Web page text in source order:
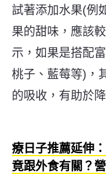
試著添加水果(例
果的甜味，應該
示，如果是搭配
桃子、藍莓等)，
的吸收，有助於
療日子推薦延伸
竟跟外食有關？